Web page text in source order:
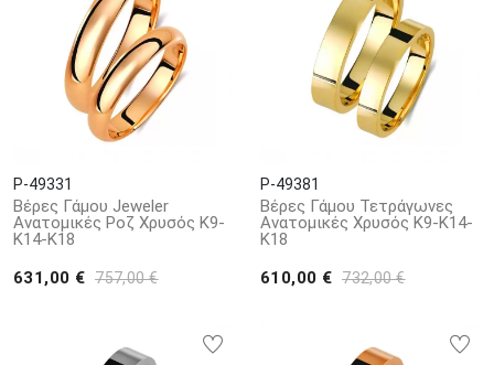
P-49331
Βέρες Γάμου Jeweler
Ανατομικές Ροζ Χρυσός Κ9-
Κ14-Κ18
631,00 € 757,00 €
P-49381
Βέρες Γάμου Τετράγωνες
Ανατομικές Χρυσός Κ9-Κ14-
Κ18
610,00 € 732,00 €